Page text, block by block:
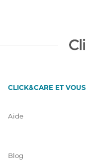
CLICK&CARE ET VOUS
Aide
Blog